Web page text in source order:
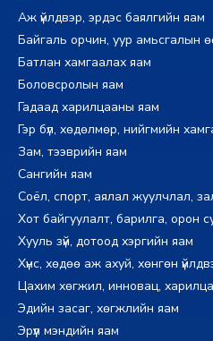
Аж үйлдвэр, эрдэс баялгийн яам
Байгаль орчин, уур амьсгалын
Батлан хамгаалах яам
Боловсролын яам
Гадаад харилцааны яам
Гэр бүл, хөдөлмөр, нийгмийн
Зам, тээврийн яам
Сангийн яам
Соёл, спорт, аялал жуулчлал,
Хот байгуулалт, барилга, орон
Хууль зүй, дотоод хэргийн яам
Хүнс, хөдөө аж ахуй, хөнгөн
Цахим хөгжил, инновац,
Эдийн засаг, хөгжлийн яам
Эрүүл мэндийн яам